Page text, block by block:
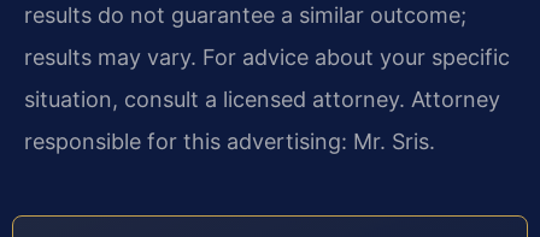
results do not guarantee a similar outcome;
results may vary. For advice about your specific
situation, consult a licensed attorney. Attorney
responsible for this advertising: Mr. Sris.